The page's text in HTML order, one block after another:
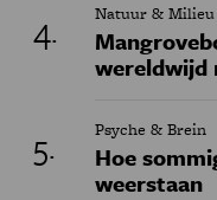
Natuur & Milieu
wereldwijd
Psyche & Brein
Hoe
weerstaan